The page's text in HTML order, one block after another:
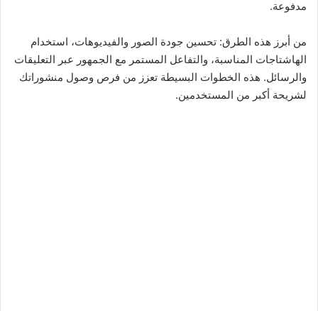
مدفوعة.
من أبرز هذه الطرق: تحسين جودة الصور والفيديوهات، استخدام
الهاشتاجات المناسبة، والتفاعل المستمر مع الجمهور عبر التعليقات
والرسائل. هذه الخطوات البسيطة تعزز من فرص وصول منشوراتك
لشريحة أكبر من المستخدمين.